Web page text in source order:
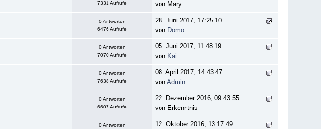
7331 Aufrufe
von Mary
0 Antworten
6476 Aufrufe
28. Juni 2017, 17:25:10
von Domo
0 Antworten
7070 Aufrufe
05. Juni 2017, 11:48:19
von Kai
0 Antworten
7638 Aufrufe
08. April 2017, 14:43:47
vonAdmin
0 Antworten
6607 Aufrufe
22. Dezember 2016, 09:43:55
von Erkenntnis
0 Antworten
12. Oktober 2016, 13:17:49